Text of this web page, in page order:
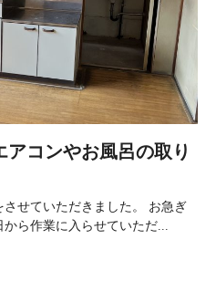
コンやお風呂の取り
せていただきました。 お急ぎ
ら作業に入らせていただ...